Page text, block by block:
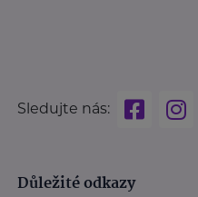
Sledujte nás:
Důležité odkazy